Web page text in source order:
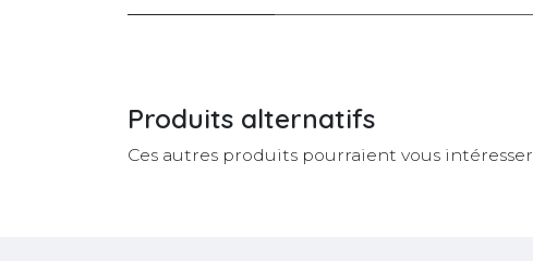
Produits alternatifs
Ces autres produits pourraient vous intéresser